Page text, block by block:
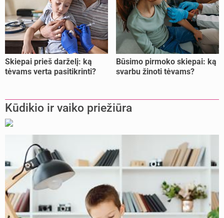
Skiepai prieš darželį: ką
tėvams verta pasitikrinti?
Būsimo pirmoko skiepai: ką
svarbu žinoti tėvams?
Kūdikio ir vaiko priežiūra